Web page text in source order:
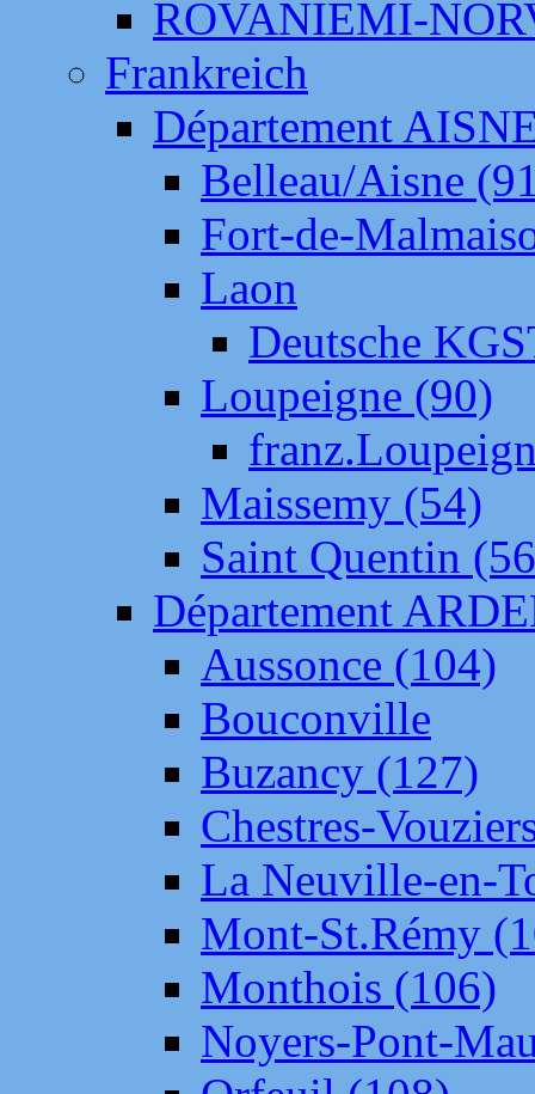
ROVANIEMI-
Frankreich
Département
Belleau/Aisne
Fort-de-
Laon
Deutsche
Loupeigne (90)
Maissemy (54)
Saint Quentin
Département
Aussonce (104)
Bouconville
Buzancy (127)
Chestres-
La Neuville-en-
Mont-St.Rémy
Monthois (106)
Noyers-Pont-